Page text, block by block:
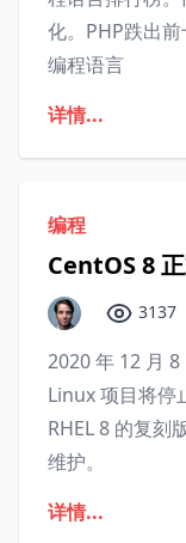
化。PHP跌出
编程语言
详情...
编程
CentOS 8
3137
2020 年 12 月
Linux 项目将停
RHEL 8 的复刻
维护。
详情...